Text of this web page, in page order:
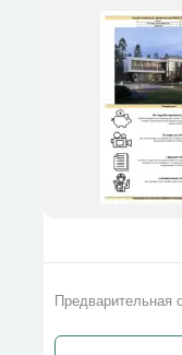
Предварительная